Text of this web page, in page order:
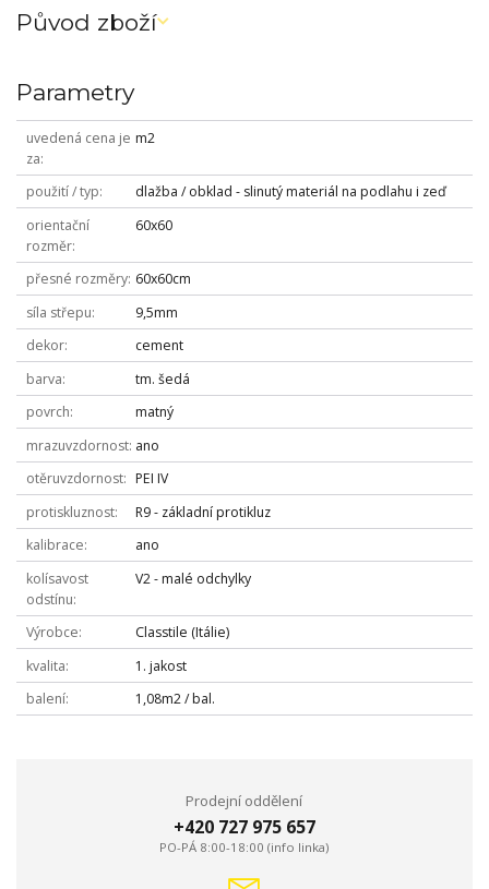
Původ zboží
Parametry
uvedená cena je
za
m2
použití / typ
dlažba / obklad - slinutý materiál na podlahu i zeď
orientační
rozměr
60x60
přesné rozměry 60x60cm
síla střepu
9,5mm
dekor
cement
barva
tm. šedá
povrch
matný
mrazuvzdornost ano
otěruvzdornost
PEI IV
protiskluznost
R9 - základní protikluz
kalibrace
ano
kolísavost
odstínu
V2 - malé odchylky
Výrobce
Classtile (Itálie)
kvalita
1. jakost
balení
1,08m2 / bal.
Prodejní oddělení
+420 727 975 657
PO-PÁ 8:00-18:00 (info linka)